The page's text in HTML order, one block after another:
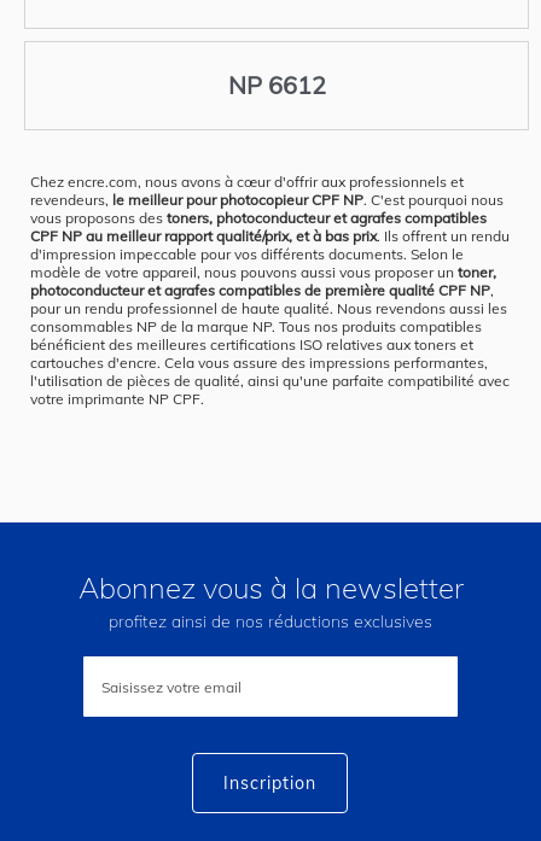
NP 6612
Chez encre.com, nous avons à cœur d'offrir aux professionnels et
revendeurs, le meilleur pour photocopieur CPF NP. C'est pourquoi nous
vous proposons des toners, photoconducteur et agrafes compatibles
CPF NP au meilleur rapport qualité/prix, et à bas prix. Ils offrent un rendu
d'impression impeccable pour vos différents documents. Selon le
modèle de votre appareil, nous pouvons aussi vous proposer un toner,
photoconducteur et agrafes compatibles de première qualité CPF NP,
pour un rendu professionnel de haute qualité. Nous revendons aussi les
consommables NP de la marque NP. Tous nos produits compatibles
bénéficient des meilleures certifications ISO relatives aux toners et
cartouches d'encre. Cela vous assure des impressions performantes,
l'utilisation de pièces de qualité, ainsi qu'une parfaite compatibilité avec
votre imprimante NP CPF.
Abonnez vous à la newsletter
profitez ainsi de nos réductions exclusives
lettre
Inscription